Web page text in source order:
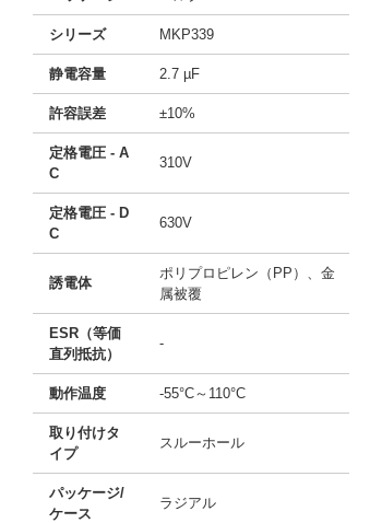
シリーズ MKP339
静電容量 2.7 µF
許容誤差 ±10%
定格電圧 - A
C
310V
定格電圧 - D
C
630V
誘電体
ポリプロピレン（PP）、金
属被覆
ESR（等価
直列抵抗）
-
動作温度 -55°C～110°C
取り付けタ
イプ
スルーホール
パッケージ/
ケース
ラジアル